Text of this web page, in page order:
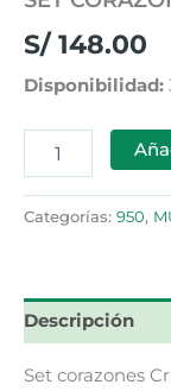
S/ 148.00
Disponibilidad:
Categorías: 950,
Descripción
Set corazones